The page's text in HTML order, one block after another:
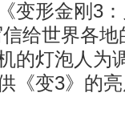
变形金刚3
给世界各
的灯泡人为
《变3》的